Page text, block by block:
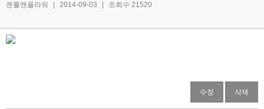
젠틀맨플라워
2014-09-03 조회수 21520
수정 삭제